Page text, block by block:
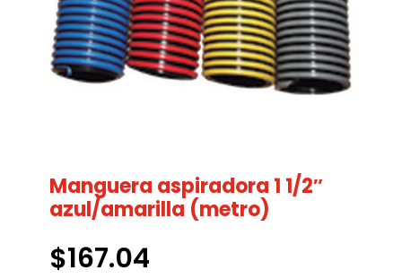
Manguera aspiradora 1 1/2″
azul/amarilla (metro)
$167.04